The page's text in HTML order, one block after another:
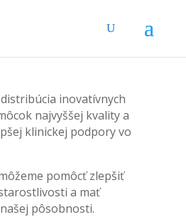
inovatívnych
najvyššej kvality a
klinickej podpory vo
pomôcť zlepšiť
a mať
pôsobnosti.